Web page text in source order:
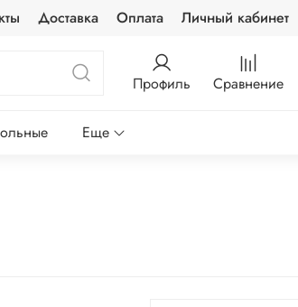
Доставка Оплата Личный кабинет
Профиль Сравнение
Еще